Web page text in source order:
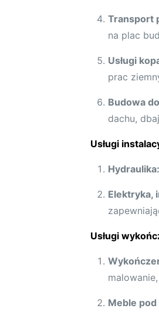
Transport
na plac
Usługi
prac
Budowa
dachu,
Usługi
Hydraulika:
Elektryka,
Usługi
Meble